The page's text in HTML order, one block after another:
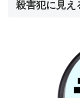
殺害犯に見え